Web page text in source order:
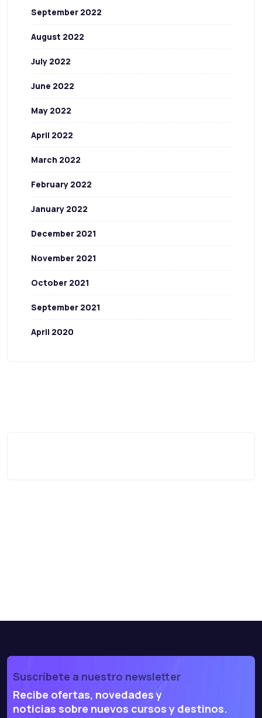
September 2022
August 2022
July 2022
June 2022
May 2022
April 2022
March 2022
February 2022
January 2022
December 2021
November 2021
October 2021
September 2021
April 2020
Suscríbete a nuestro newsletter
Recibe ofertas, novedades y
noticias sobre nuevos cursos y destinos.